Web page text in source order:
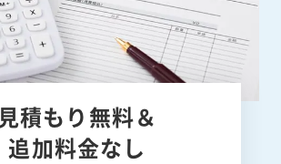
見積もり無料＆
追加料金なし